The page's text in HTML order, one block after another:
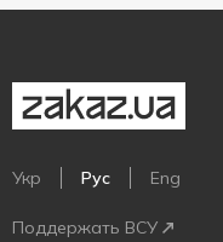
Укр Рус Eng
Поддержать ВСУ